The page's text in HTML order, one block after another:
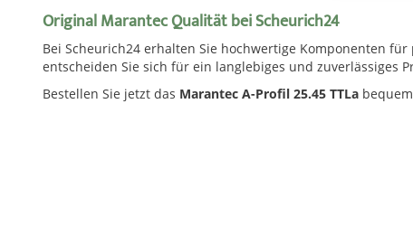
Original Marantec Qualität bei Scheurich24
Bei Scheurich24 erhalten Sie hochwertige Komponenten
entscheiden Sie sich für ein langlebiges und zuverlässiges
Bestellen Sie jetzt das Marantec A-Profil 25.45 TTLa